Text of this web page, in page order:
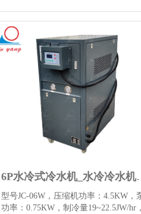
看风冷式冷热一体控温机图片和更多
信息。…
6P水冷式
型号JC-06W，压缩机功率：4.5KW，
功率：0.75KW，制冷量19~22.5JW/hr